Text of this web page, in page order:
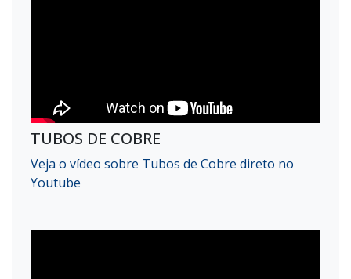
TUBOS DE COBRE
Veja o vídeo sobre Tubos de Cobre direto no
Youtube